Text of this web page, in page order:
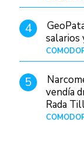
4
salarios
5
vendía
Rada